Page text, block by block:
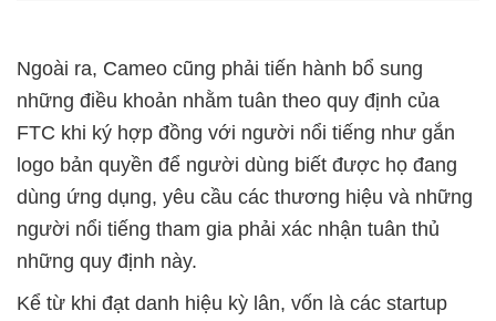
Ngoài ra, Cameo cũng phải tiến hành bổ sung
những điều khoản nhằm tuân theo quy định của
FTC khi ký hợp đồng với người nổi tiếng như gắn
logo bản quyền để người dùng biết được họ đang
dùng ứng dụng, yêu cầu các thương hiệu và những
người nổi tiếng tham gia phải xác nhận tuân thủ
những quy định này.
Kể từ khi đạt danh hiệu kỳ lân, vốn là các startup